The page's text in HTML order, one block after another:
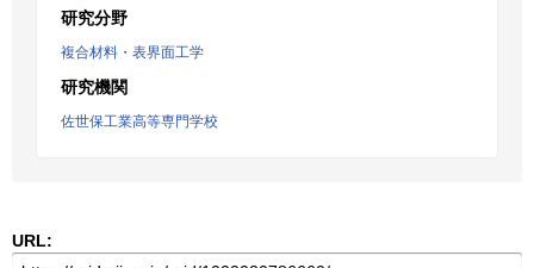
研究分野
複合材料・表界面工学
研究機関
佐世保工業高等専門学校
URL: